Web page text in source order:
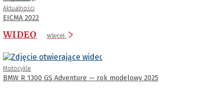
Aktualności
EICMA 2022
WIDEO więcej
Motocykle
BMW R 1300 GS Adventure — rok modelowy 2025